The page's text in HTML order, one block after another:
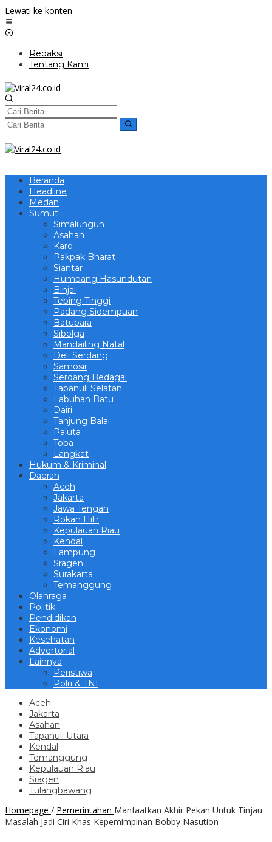
Lewati ke konten
Redaksi
Tentang Kami
Beranda
Headline
Medan
Sumut
Simalungun
Asahan
Karo
Pakpak Bharat
Siantar
Humbang Hasundutan
Binjai
Tebing Tinggi
Padang Sidempuan
Batubara
Sibolga
Mandailing Natal
Deli Serdang
Samosir
Serdang Bedagai
Tapanuli Selatan
Labuhan Batu
Dairi
Tanjung Balai
Paluta
Toba
Langkat
Hukum & Kriminal
Daerah
Aceh
Jakarta
Jawa Tengah
Rokan Hilir
Kepulauan Riau
Kendal
Lampung
Sragen
Surakarta
Temanggung
Olahraga
Politik
Pendidikan
Ekonomi
Kesehatan
Advertorial
Lainnya
Peristiwa
Polri & TNI
Aceh
Jakarta
Asahan
Tapanuli Utara
Kendal
Temanggung
Kepulauan Riau
Sragen
Tulangbawang
Homepage / Pemerintahan Manfaatkan Akhir Pekan Untuk Tinjau
Masalah Jadi Ciri Khas Kepemimpinan Bobby Nasution